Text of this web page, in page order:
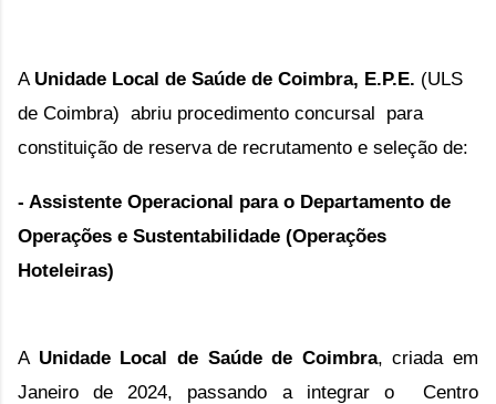
A Unidade Local de Saúde de Coimbra, E.P.E. (ULS
de Coimbra) abriu procedimento concursal para
constituição de reserva de recrutamento e seleção de:
- Assistente Operacional para o Departamento de
Operações e Sustentabilidade (Operações
Hoteleiras)
A Unidade Local de Saúde de Coimbra, criada em
Janeiro de 2024, passando a integrar o
Centro